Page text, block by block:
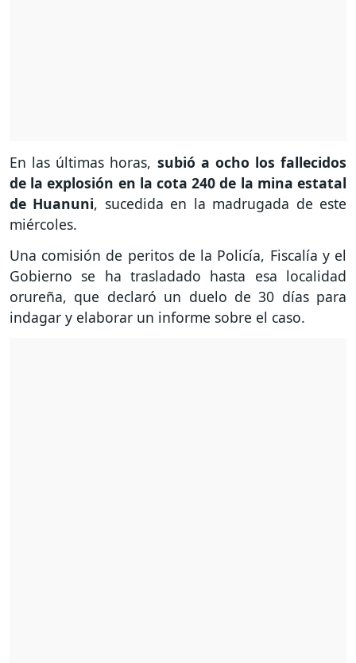
En las últimas horas, subió a ocho los fallecidos
de la explosión en la cota 240 de la mina estatal
de Huanuni, sucedida en la madrugada de este
miércoles.
Una comisión de peritos de la Policía, Fiscalía y el
Gobierno se ha trasladado hasta esa localidad
orureña, que declaró un duelo de 30 días para
indagar y elaborar un informe sobre el caso.